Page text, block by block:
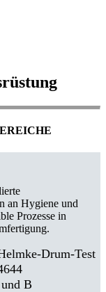
an Hygiene und
Prozesse in
Drum-Test
B